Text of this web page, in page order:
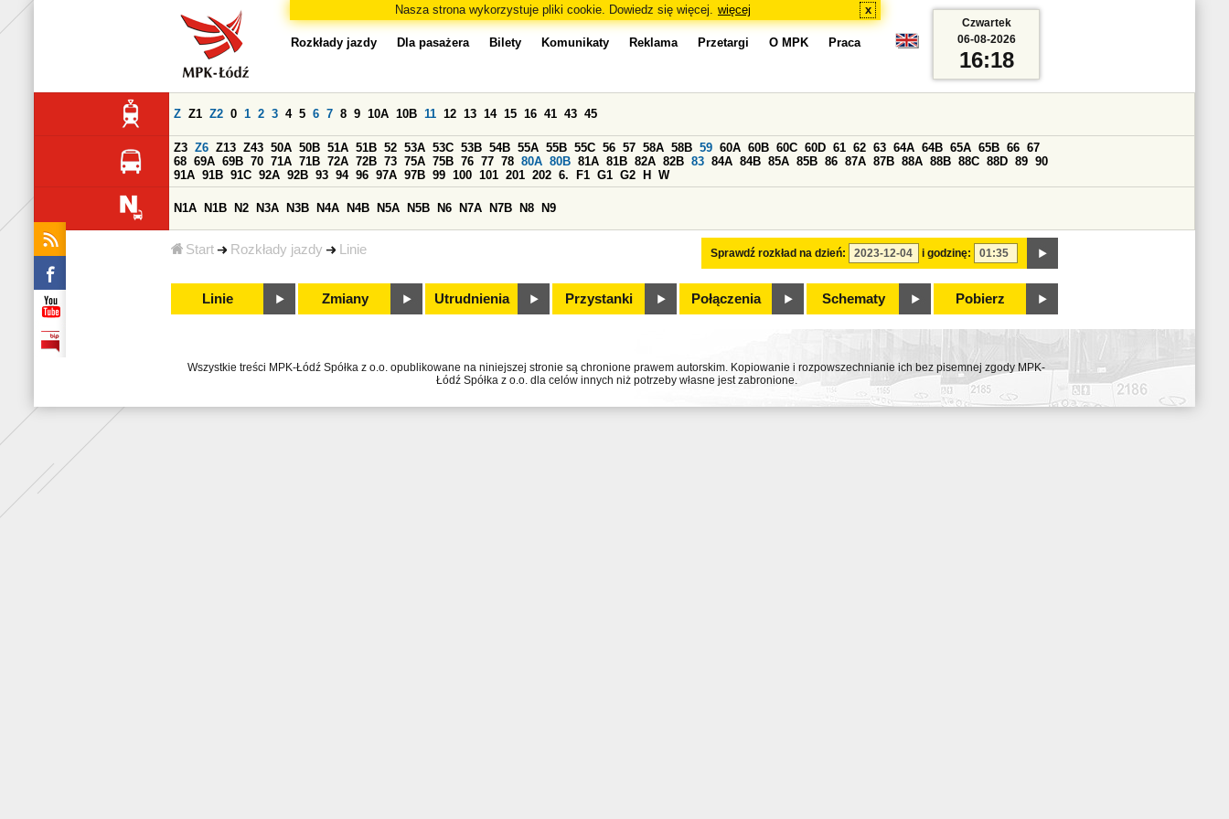
Nasza strona wykorzystuje pliki cookie. Dowiedz się więcej. więcej x
Start Rozkłady jazdy Linie
Rozkłady jazdy Dla pasażera Bilety Komunikaty Reklama Przetargi O MPK Praca
Sprawdź rozkład na dzień: i godzinę:
Z Z1 Z2 0 1 2 3 4 5 6 7 8 9 10A 10B 11 12 13 14 15 16 41 43 45
Z3 Z6 Z13 Z43 50A 50B 51A 51B 52 53A 53C 53B 54B 55A 55B 55C 56 57 58A 58B 59 60A 60B 60C 60D 61 62 63 64A 64B 65A 65B 66 67
68 69A 69B 70 71A 71B 72A 72B 73 75A 75B 76 77 78 80A 80B 81A 81B 82A 82B 83 84A 84B 85A 85B 86 87A 87B 88A 88B 88C 88D 89 90
91A 91B 91C 92A 92B 93 94 96 97A 97B 99 100 101 201 202 6. F1 G1 G2 H W
N1A N1B N2 N3A N3B N4A N4B N5A N5B N6 N7A N7B N8 N9
Linie Zmiany Utrudnienia Przystanki Połączenia Schematy Pobierz
Czwartek
06-08-2026
16:18
Wszystkie treści MPK-Łódź Spółka z o.o. opublikowane na niniejszej stronie są chronione prawem autorskim. Kopiowanie i rozpowszechnianie ich bez pisemnej zgody MPK-
Łódź Spółka z o.o. dla celów innych niż potrzeby własne jest zabronione.